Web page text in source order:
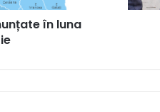
în luna